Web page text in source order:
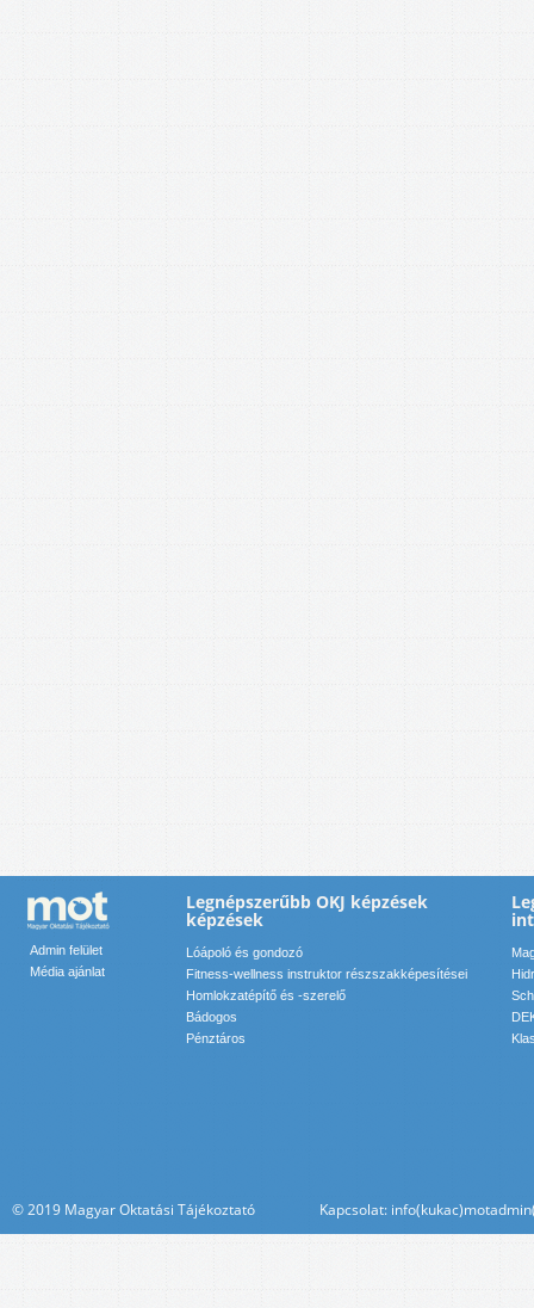
Admin felület
Média ajánlat
Legnépszerűbb OKJ képzések
képzések
Lóápoló és gondozó
Fitness-wellness instruktor részszakképesítései
Homlokzatépítő és -szerelő
Bádogos
Pénztáros
© 2019 Magyar Oktatási Tájékoztató Kapcsolat: